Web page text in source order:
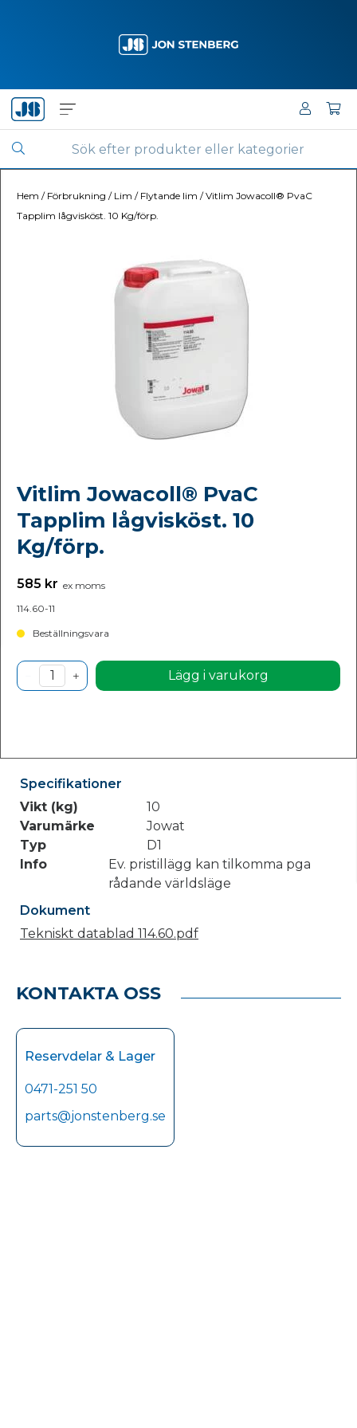
Hem / Förbrukning / Lim / Flytande lim /Vitlim Jowacoll® PvaC
Tapplim lågvisköst. 10 Kg/förp.
Vitlim Jowacoll® PvaC
Tapplim lågvisköst. 10
Kg/förp.
585 kr ex moms
114.60-11
Beställningsvara
Lägg i varukorg
Specifikationer
Vikt (kg)
10
Varumärke
Jowat
Typ
D1
Info
Ev. pristillägg kan tilkomma pga
rådande världsläge
Dokument
Tekniskt datablad 114.60.pdf
KONTAKTA OSS
Reservdelar & Lager
0471-251 50
parts@jonstenberg.se